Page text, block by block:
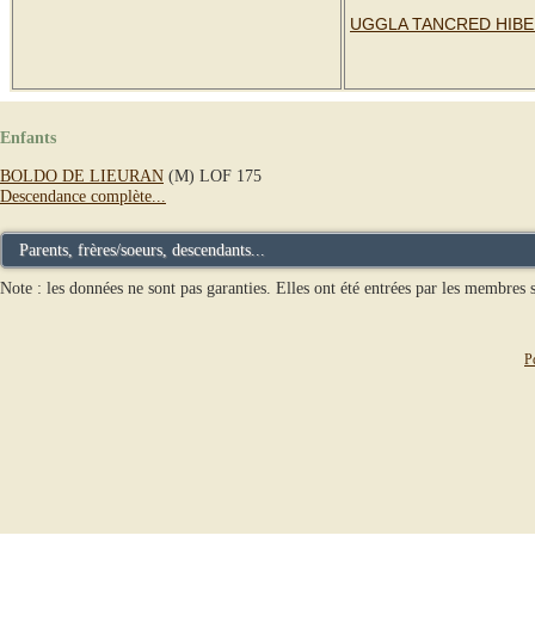
UGGLA TANCRED
Enfants
BOLDO DE LIEURAN (M) LOF 175
Descendance complète...
Parents, frères/soeurs, descendants...
Note : les données ne sont pas garanties. Elles ont été entrées par les membres